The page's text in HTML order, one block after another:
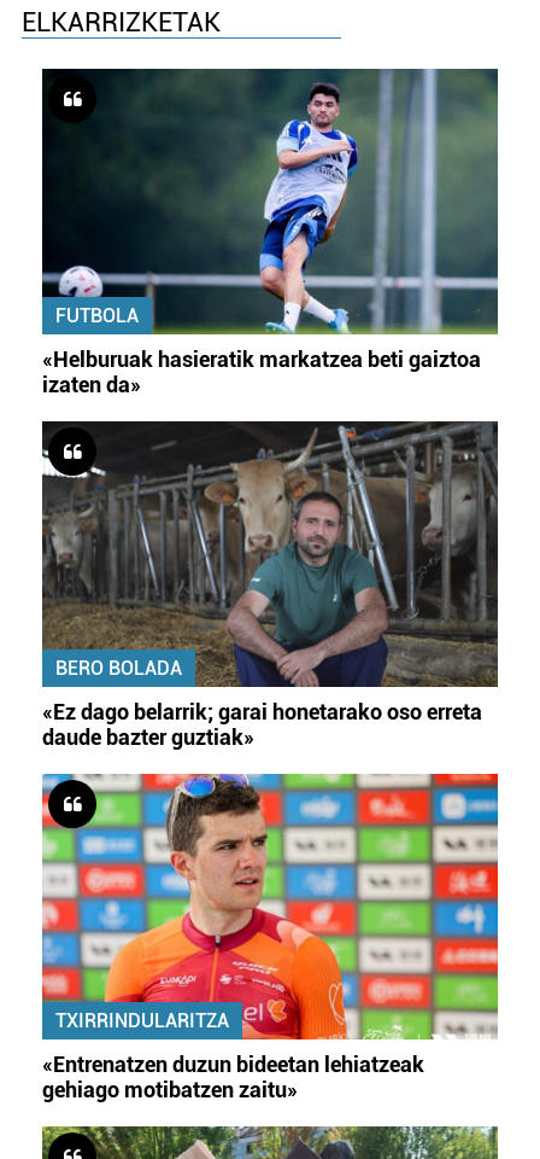
ELKARRIZKETAK
FUTBOLA
«Helburuak hasieratik markatzea beti gaiztoa
izaten da»
BERO BOLADA
«Ez dago belarrik; garai honetarako oso erreta
daude bazter guztiak»
TXIRRINDULARITZA
«Entrenatzen duzun bideetan lehiatzeak
gehiago motibatzen zaitu»